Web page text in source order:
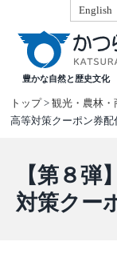
豊かな自然と歴史文化
English
トップ>観光・農林・
高等対策クーポン券
【第８
対策クー